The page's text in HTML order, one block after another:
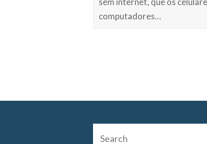
sem internet, que os
computadores…